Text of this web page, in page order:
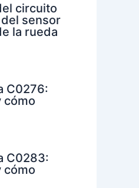
circuito
sensor
la rueda
C0276:
cómo
C0283:
cómo